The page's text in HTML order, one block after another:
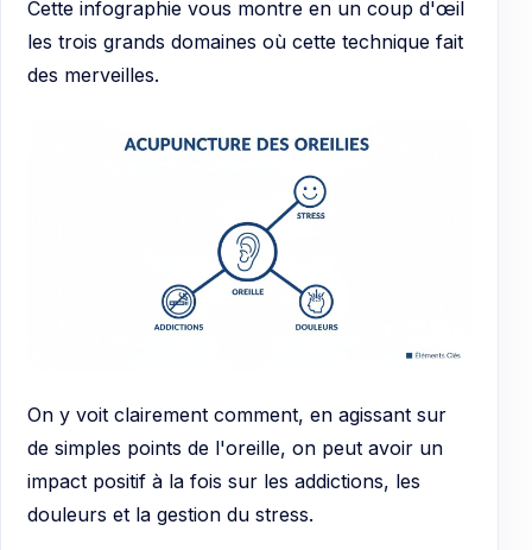
Cette infographie vous montre en un coup d'œil
les trois grands domaines où cette technique fait
des merveilles.
On y voit clairement comment, en agissant sur
de simples points de l'oreille, on peut avoir un
impact positif à la fois sur les addictions, les
douleurs et la gestion du stress.